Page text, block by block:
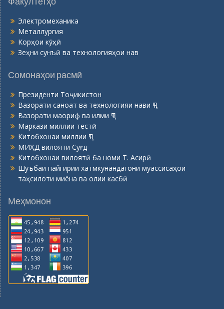
Электромеханика
Металлургия
Корҳои кӯҳӣ
Зеҳни сунъӣ ва технологияҳои нав
Сомонаҳои расмӣ
Президенти Тоҷикистон
Вазорати саноат ва технологияи нави ҶТ
Вазорати маориф ва илми ҶТ
Маркази миллии тестӣ
Китобхонаи миллии ҶТ
МИҲД вилояти Суғд
Китобхонаи вилоятӣ ба номи Т. Асирӣ
Шуъбаи пайгирии хатмкунандагони муассисаҳои
таҳсилоти миёна ва олии касбӣ
Меҳмонон